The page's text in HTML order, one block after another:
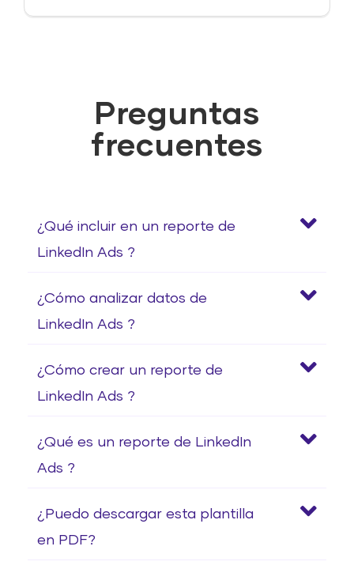
Preguntas
frecuentes
¿Qué incluir en un reporte de
LinkedIn Ads ?
¿Cómo analizar datos de
LinkedIn Ads ?
¿Cómo crear un reporte de
LinkedIn Ads ?
¿Qué es un reporte de LinkedIn
Ads ?
¿Puedo descargar esta plantilla
en PDF?